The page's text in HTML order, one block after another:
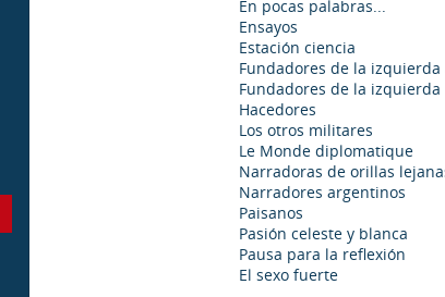
En pocas palabras...
Ensayos
Estación ciencia
Fundadores de la
Fundadores de la
Hacedores
Los otros militares
Le Monde diplomatique
Narradoras de orillas
Narradores argentinos
Paisanos
Pasión celeste y blanca
Pausa para la reflexión
El sexo fuerte